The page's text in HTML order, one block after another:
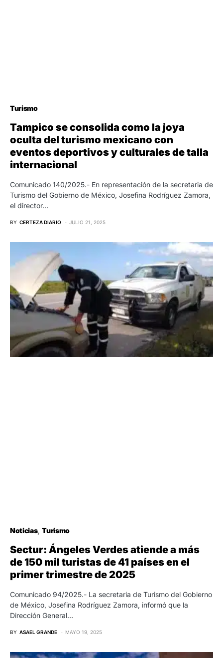
Turismo
Tampico se consolida como la joya
oculta del turismo mexicano con
eventos deportivos y culturales de talla
internacional
Comunicado 140/2025.- En representación de la secretaria de
Turismo del Gobierno de México, Josefina Rodríguez Zamora,
el director…
BY CERTEZA DIARIO JULIO 21, 2025
Noticias Turismo
Sectur: Ángeles Verdes atiende a más
de 150 mil turistas de 41 países en el
primer trimestre de 2025
Comunicado 94/2025.- La secretaria de Turismo del Gobierno
de México, Josefina Rodríguez Zamora, informó que la
Dirección General…
BY ASAEL GRANDE MAYO 19, 2025